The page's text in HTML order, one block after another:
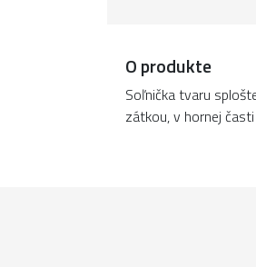
O produkte
Soľnička tvaru
zátkou, v hornej